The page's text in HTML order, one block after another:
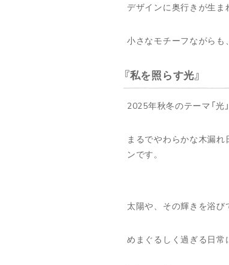
デザインに奥行きが生ま
小さなモチーフながらも
私を照らす光
2025年秋冬のテーマ「
まるでやわらかな木漏
ンです。
太陽や、その輝きを浴び
めまぐるしく過ぎる日常